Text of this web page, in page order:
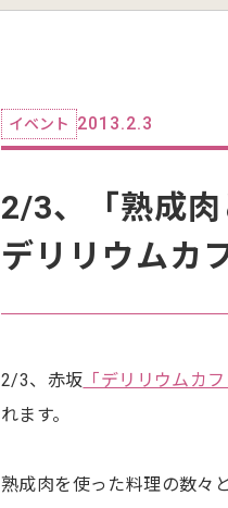
イベント 2013.2.3
2/3、「熟成
デリリウムカ
2/3、赤坂 「デリリウムカ
れます。
熟成肉を使った料理の数々